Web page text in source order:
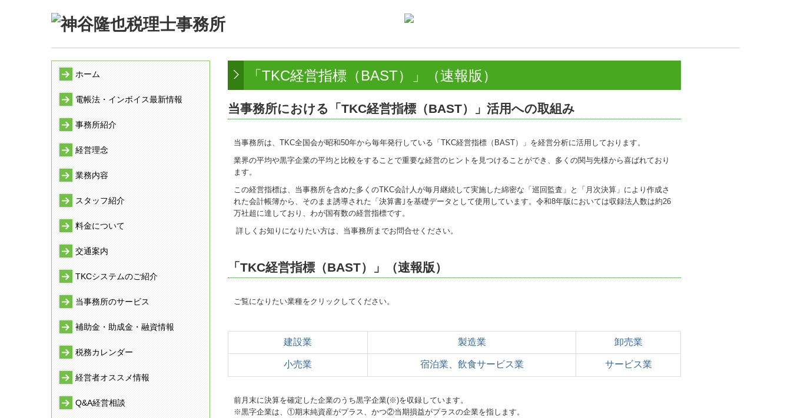
ホーム
電帳法・インボイス最新情報
事務所紹介
経営理念
業務内容
スタッフ紹介
料金について
交通案内
TKCシステムのご紹介
当事務所のサービス
補助金・助成金・融資情報
税務カレンダー
経営者オススメ情報
Q&A経営相談
「TKC経営指標（BAST）」 （速報版）
当事務所における「TKC経営指標（BAST）」活用への取組み
当事務所は、TKC全国会が昭和50年から毎年発行している「TKC経営指標（BAST）」を経営分析に活用しております。
業界の平均や黒字企業の平均と比較をすることで重要な経営のヒントを見つけることができ、多くの関与先様から喜ばれており
ます。
この経営指標は、当事務所を含めた多くのTKC会計人が毎月継続して実施した綿密な「巡回監査」と「月次決算」により作成さ
れた会計帳簿から、そのまま誘導された「決算書｣を基礎データとして使用しています。令和8年版においては収録法人数は約26
万社超に達しており、わが国有数の経営指標です。
詳しくお知りになりたい方は、当事務所までお問合せください。
「TKC経営指標（BAST）」（速報版）
ご覧になりたい業種をクリックしてください。
建設業 製造業 卸売業
小売業 宿泊業、飲食サービス業 サービス業
前月末に決算を確定した企業のうち黒字企業(※)を収録しています。
※黒字企業は、①期末純資産がプラス、かつ②当期損益がプラスの企業を指します。